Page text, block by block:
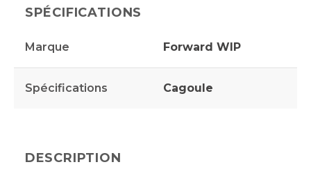
SPÉCIFICATIONS
Marque Forward WIP
Spécifications Cagoule
DESCRIPTION